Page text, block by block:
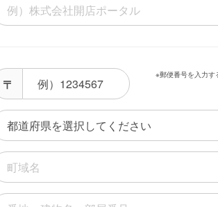
※郵便番号を入力す